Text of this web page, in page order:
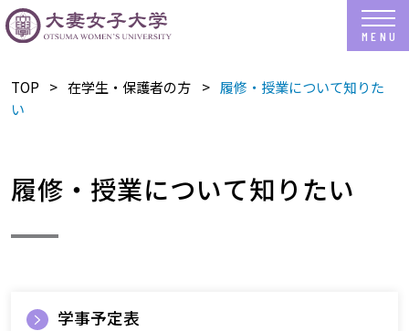
TOP 在学生・保護者の方
履修・授業について知りた
い
履修・授業について知りたい
学事予定表